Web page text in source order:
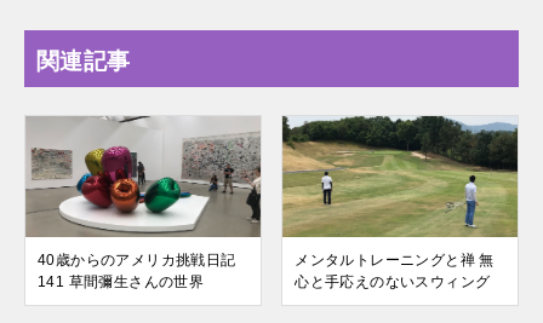
関連記事
40歳からのアメリカ挑戦日記
141 草間彌生さんの世界
メンタルトレーニングと禅 無
心と手応えのないスウィング